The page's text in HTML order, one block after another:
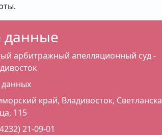
данные
арбитражный апелляционный суд -
данных
край, Владивосток,
115
21-09-01